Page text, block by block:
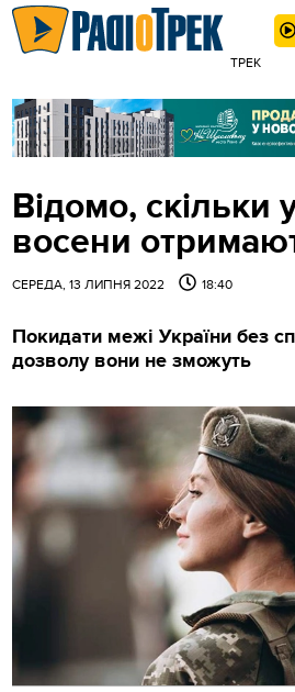
ТРЕК
Відомо, скільки
восени
СЕРЕДА, 13 ЛИПНЯ 2022 18:40
Покидати межі України без
дозволу вони не зможуть